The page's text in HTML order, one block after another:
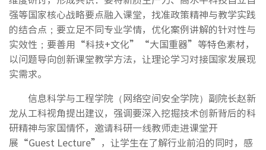
强等国家核心战略要点融入课堂，找准政策精神与教学实践
的结合点；要立足不同专业学情，优化案例讲解的针对性与
实效性；要善用“科技+文化”“大国重器”等特色素材，
以问题导向创新课堂教学方法，让理论学习对接国家发展现
实需求。
信息科学与工程学院（网络空间安全学院）副院长赵新
龙从工科视角提出建议，强调要深入挖掘技术创新背后的科
研精神与家国情怀，邀请科研一线教师走进课堂开
展“Guest Lecture”，让学生在了解行业前沿的同时，感